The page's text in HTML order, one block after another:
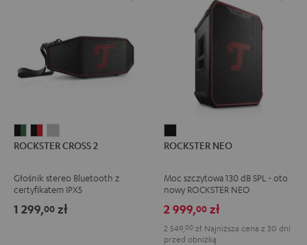
CROSS
Black
&
Green
CROSS
Black
&
Red
CROSS
Light
Gray
ROCKSTER CROSS 2
Głośnik stereo Bluetooth z
certyfikatem IPX5
1 299,00 zł
NEO
ROCKSTER NEO
Moc szczytowa 130 dB SPL - oto
nowy ROCKSTER NEO
2 999,00 zł
2 549, 00 zł Najniższa cena z 30 dni
przed obniżką